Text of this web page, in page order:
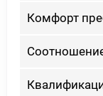
Комфорт